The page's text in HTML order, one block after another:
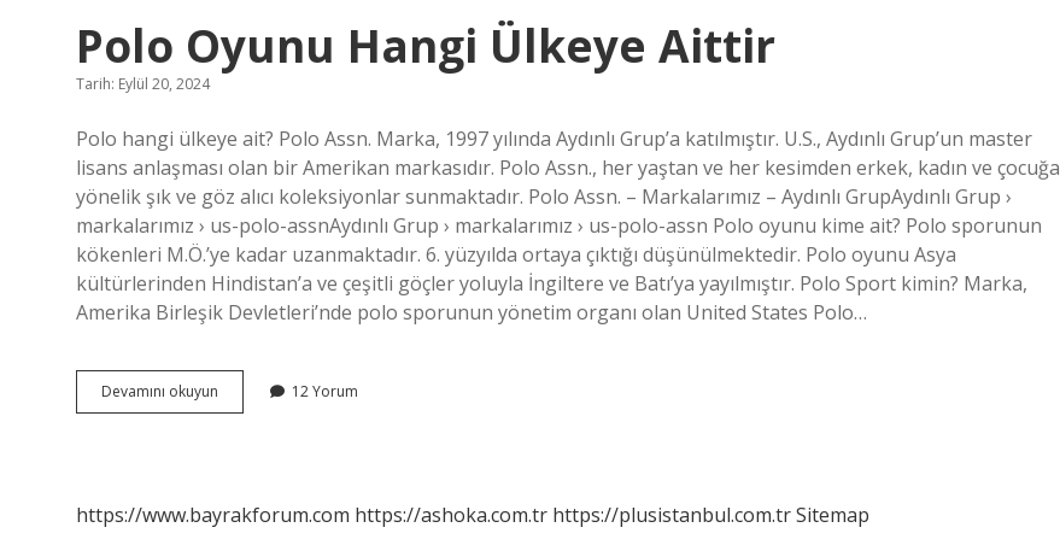
Polo Oyunu Hangi Ülkeye Aittir
Tarih: Eylül 20, 2024
Polo hangi ülkeye ait? Polo Assn. Marka, 1997 yılında Aydınlı Grup’a katılmıştır. U.S., Aydınlı Grup’un master
lisans anlaşması olan bir Amerikan markasıdır. Polo Assn., her yaştan ve her kesimden erkek, kadın ve çocuğa
yönelik şık ve göz alıcı koleksiyonlar sunmaktadır. Polo Assn. – Markalarımız – Aydınlı GrupAydınlı Grup ›
markalarımız › us-polo-assnAydınlı Grup › markalarımız › us-polo-assn Polo oyunu kime ait? Polo sporunun
kökenleri M.Ö.’ye kadar uzanmaktadır. 6. yüzyılda ortaya çıktığı düşünülmektedir. Polo oyunu Asya
kültürlerinden Hindistan’a ve çeşitli göçler yoluyla İngiltere ve Batı’ya yayılmıştır. Polo Sport kimin? Marka,
Amerika Birleşik Devletleri’nde polo sporunun yönetim organı olan United States Polo…
Devamını okuyun
Oyunu
12 Yorum
https://www.bayrakforum.com https://ashoka.com.tr https://plusistanbul.com.trSitemap